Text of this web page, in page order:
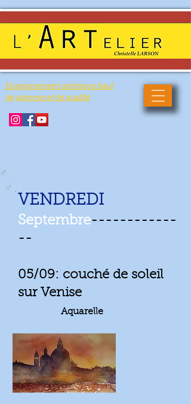
Enseignement artistique haut
de gamme et de qualité
VENDREDI
Septembre------------
--
05/09: couché de soleil
sur Venise
Aquarelle